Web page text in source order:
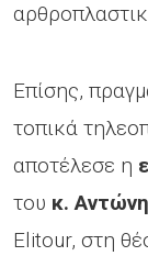
Επίσης,
τοπικά
αποτέλεσε η
του κ.
Elitour, στη